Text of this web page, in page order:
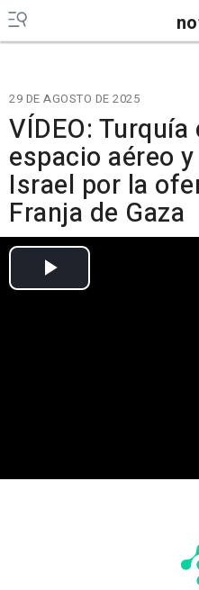
29 DE AGOSTO DE 2025
VÍDEO:
espacio aéreo
Israel por la
Franja de Gaza